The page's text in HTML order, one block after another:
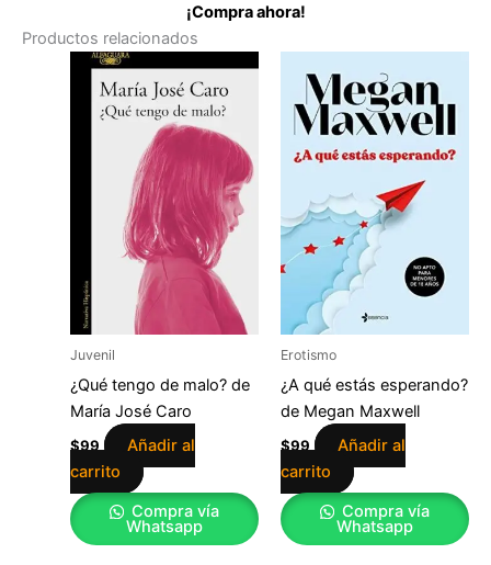
¡Compra ahora!
Productos relacionados
Juvenil
¿Qué tengo de malo? de
María José Caro
$99
Añadir al
carrito
Compra vía
Whatsapp
Erotismo
¿A qué estás esperando?
de Megan Maxwell
$99
Añadir al
carrito
Compra vía
Whatsapp